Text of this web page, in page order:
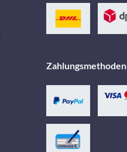
Zahlungsmethoden